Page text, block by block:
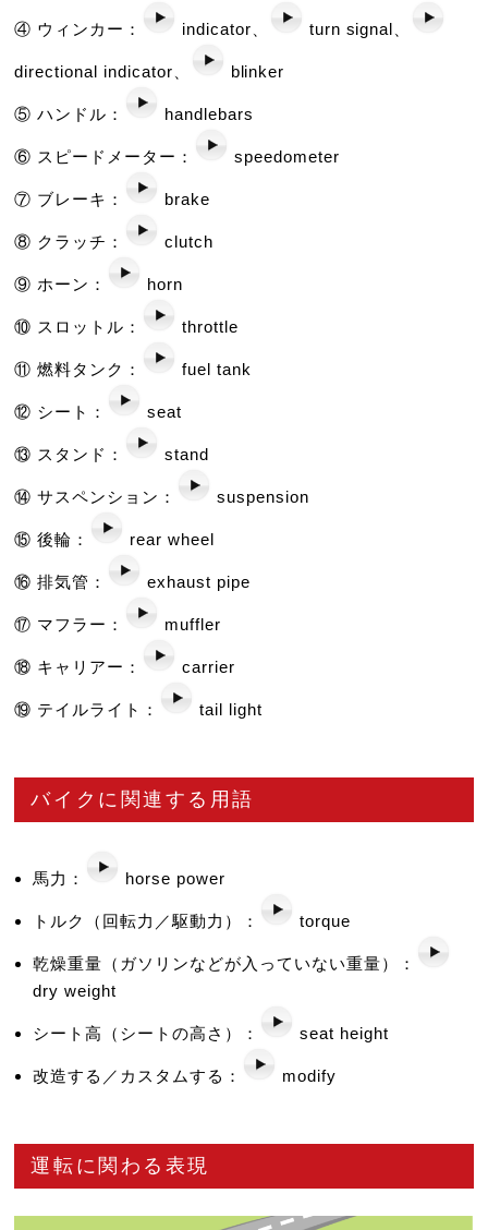
④ ウィンカー： indicator、 turn signal、
directional indicator、 blinker
⑤ ハンドル： handlebars
⑥ スピードメーター： speedometer
⑦ ブレーキ： brake
⑧ クラッチ： clutch
⑨ ホーン： horn
⑩ スロットル： throttle
⑪ 燃料タンク： fuel tank
⑫ シート： seat
⑬ スタンド： stand
⑭ サスペンション： suspension
⑮ 後輪： rear wheel
⑯ 排気管： exhaust pipe
⑰ マフラー： muffler
⑱ キャリアー： carrier
⑲ テイルライト： tail light
バイクに関連する用語
馬力： horse power
トルク（回転力／駆動力）： torque
乾燥重量（ガソリンなどが入っていない重量）：
dry weight
シート高（シートの高さ）： seat height
改造する／カスタムする： modify
運転に関わる表現